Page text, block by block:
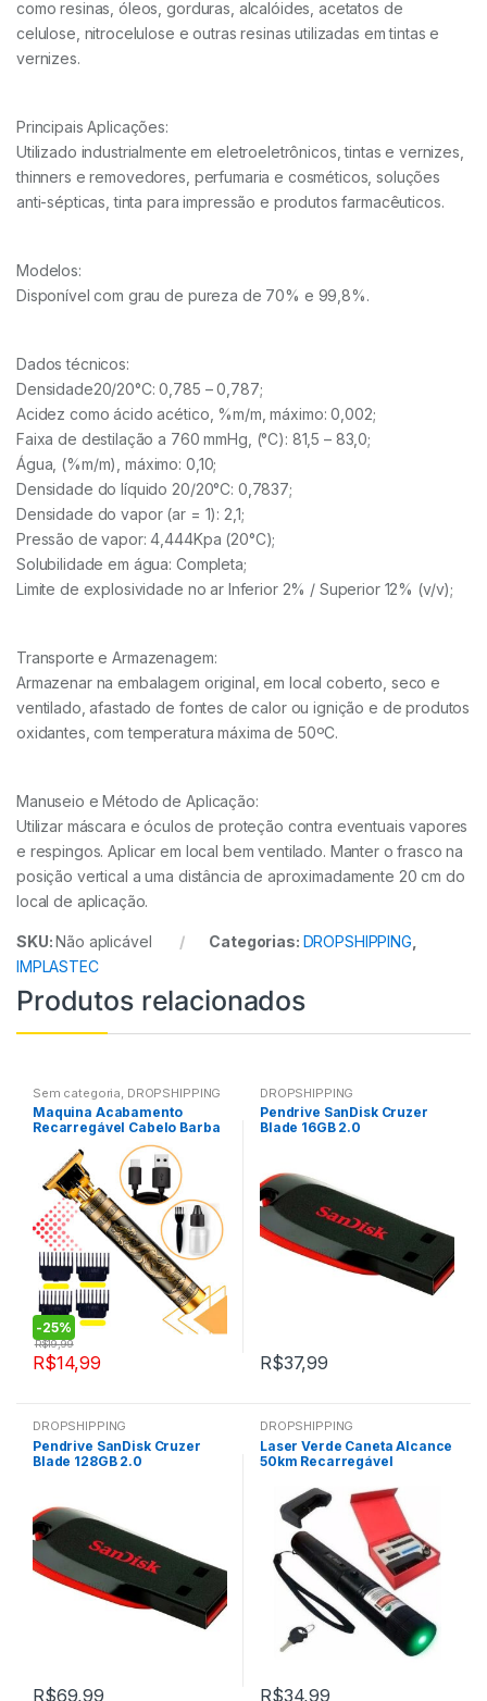
como resinas, óleos, gorduras, alcalóides, acetatos de
celulose, nitrocelulose e outras resinas utilizadas em tintas e
vernizes.
Principais Aplicações:
Utilizado industrialmente em eletroeletrônicos, tintas e vernizes,
thinners e removedores, perfumaria e cosméticos, soluções
anti-sépticas, tinta para impressão e produtos farmacêuticos.
Modelos:
Disponível com grau de pureza de 70% e 99,8%.
Dados técnicos:
Densidade20/20°C: 0,785 – 0,787;
Acidez como ácido acético, %m/m, máximo: 0,002;
Faixa de destilação a 760 mmHg, (°C): 81,5 – 83,0;
Água, (%m/m), máximo: 0,10;
Densidade do líquido 20/20°C: 0,7837;
Densidade do vapor (ar = 1): 2,1;
Pressão de vapor: 4,444Kpa (20°C);
Solubilidade em água: Completa;
Limite de explosividade no ar Inferior 2% / Superior 12% (v/v);
Transporte e Armazenagem:
Armazenar na embalagem original, em local coberto, seco e
ventilado, afastado de fontes de calor ou ignição e de produtos
oxidantes, com temperatura máxima de 50ºC.
Manuseio e Método de Aplicação:
Utilizar máscara e óculos de proteção contra eventuais vapores
e respingos. Aplicar em local bem ventilado. Manter o frasco na
posição vertical a uma distância de aproximadamente 20 cm do
local de aplicação.
SKU:Não aplicável Categorias: DROPSHIPPING
IMPLASTEC
Produtos relacionados
Sem categoria DROPSHIPPING
Maquina Acabamento
Recarregável Cabelo Barba
-25%
R$14,99
R$19,99
DROPSHIPPING
Pendrive SanDisk Cruzer
Blade 16GB 2.0
R$37,99
DROPSHIPPING
Pendrive SanDisk Cruzer
Blade 128GB 2.0
R$69,99
DROPSHIPPING
Laser Verde Caneta Alcance
50km Recarregável
R$34,99